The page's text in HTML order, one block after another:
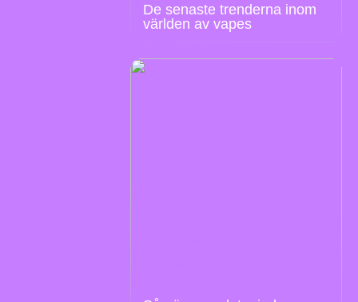
De senaste trenderna inom
världen av vapes